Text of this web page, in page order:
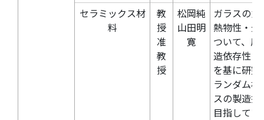
セラミックス材
料
教
授
准
教
授
松岡純
山田明
寛
ガラスの
熱物性・光
ついて、
造依存性に
を基に研
ランダム
スの製造
目指してい